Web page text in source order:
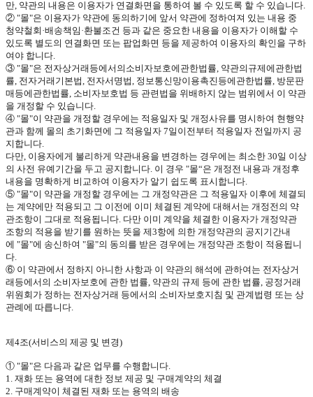
만 약관의 내용은 이용자가 연결화면을 통하여 볼 수 있도록 할 수 있습니다
② "몰"은 이용자가 약관에 동의하기에 앞서 약관에 정하여져 있는 내용 중
청약철회·배송책임·환불조건 등과 같은 중요한 내용을 이용자가 이해할 수
있도록 별도의 연결화면 또는 팝업화면 등을 제공하여 이용자의 확인을 구하
여야 합니다
③ "몰"은 전자상거래등에서의소비자보호에관한법률 약관의규제에관한법
률 전자거래기본법 전자서명법 정보통신망이용촉진등에관한법률 방문판
매등에관한법률 소비자보호법 등 관련법을 위배하지 않는 범위에서 이 약관
을 개정할 수 있습니다
④ "몰"이 약관을 개정할 경우에는 적용일자 및 개정사유를 명시하여 현행약
관과 함께 몰의 초기화면에 그 적용일자 7일이전부터 적용일자 전일까지 공
지합니다
다만 이용자에게 불리하게 약관내용을 변경하는 경우에는 최소한 30일 이상
의 사전 유예기간을 두고 공지합니다 이 경우 "몰“은 개정전 내용과 개정후
내용을 명확하게 비교하여 이용자가 알기 쉽도록 표시합니다
⑤ "몰"이 약관을 개정할 경우에는 그 개정약관은 그 적용일자 이후에 체결되
는 계약에만 적용되고 그 이전에 이미 체결된 계약에 대해서는 개정전의 약
관조항이 그대로 적용됩니다 다만 이미 계약을 체결한 이용자가 개정약관
조항의 적용을 받기를 원하는 뜻을 제3항에 의한 개정약관의 공지기간내
에 "몰"에 송신하여 "몰"의 동의를 받은 경우에는 개정약관 조항이 적용됩니
다
⑥ 이 약관에서 정하지 아니한 사항과 이 약관의 해석에 관하여는 전자상거
래등에서의 소비자보호에 관한 법률 약관의 규제 등에 관한 법률 공정거래
위원회가 정하는 전자상거래 등에서의 소비자보호지침 및 관계법령 또는 상
관례에 따릅니다
제4조(서비스의 제공 및 변경)
① "몰"은 다음과 같은 업무를 수행합니다
1. 재화 또는 용역에 대한 정보 제공 및 구매계약의 체결
2. 구매계약이 체결된 재화 또는 용역의 배송